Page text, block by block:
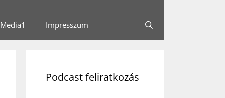
Media1 Impresszum
Podcast feliratkozás